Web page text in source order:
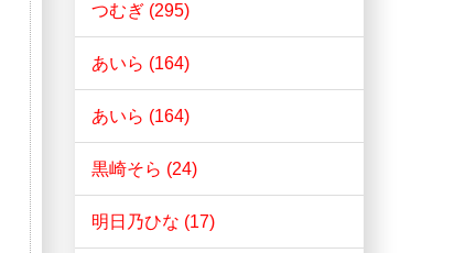
つむぎ (295)
あいら (164)
あいら (164)
黒崎そら (24)
明日乃ひな (17)